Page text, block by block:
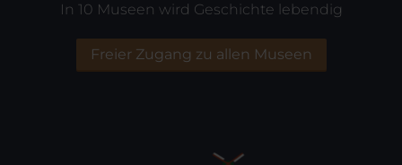
In 10 Museen wird Geschichte lebendig
Freier Zugang zu allen Museen